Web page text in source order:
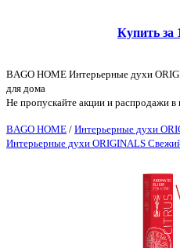
Купить за
BAGO HOME Интерьерные духи
для дома
Не пропускайте акции и распродажи в
BAGO HOME / Интерьерные духи
Интерьерные духи ORIGINALS